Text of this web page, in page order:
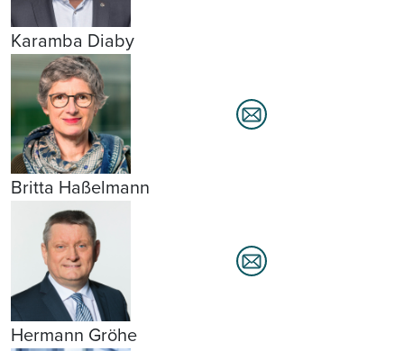
Karamba Diaby
Britta Haßelmann
Hermann Gröhe